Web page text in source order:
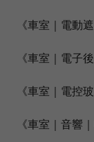
《車室｜電動
《車室｜電子
《車室｜電控玻
《車室｜音響